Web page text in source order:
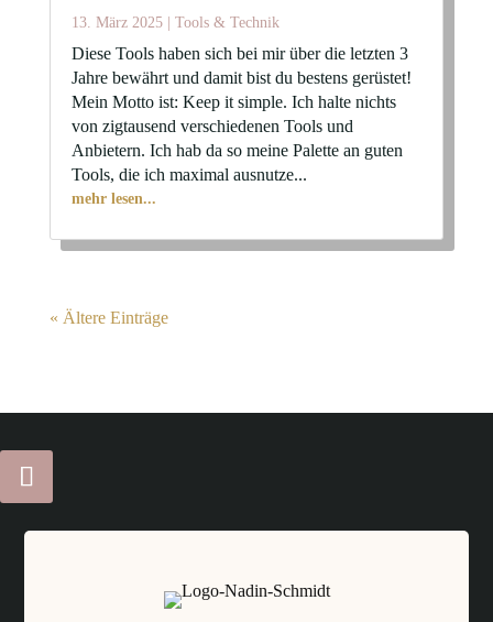
13. März 2025| Tools & Technik
Diese Tools haben sich bei mir über die letzten 3
Jahre bewährt und damit bist du bestens gerüstet!
Mein Motto ist: Keep it simple. Ich halte nichts
von zigtausend verschiedenen Tools und
Anbietern. Ich hab da so meine Palette an guten
Tools, die ich maximal ausnutze...
mehr lesen...
« Ältere Einträge